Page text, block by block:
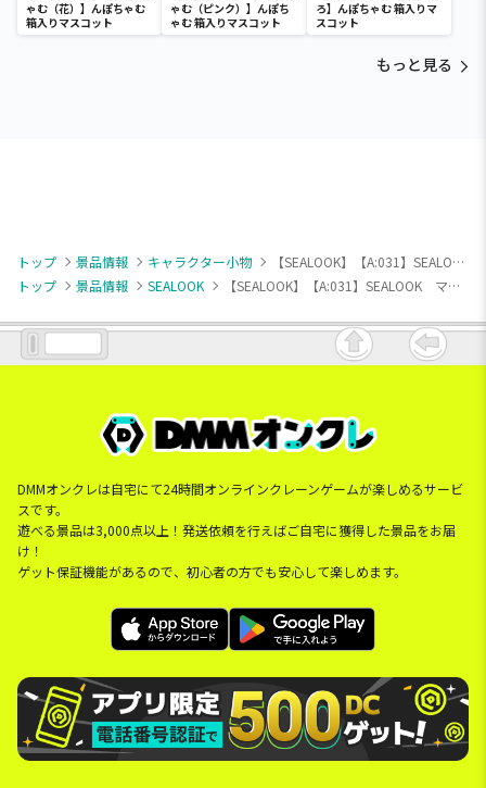
ゃむ（花）】んぽちゃむ
箱入りマスコット
ゃむ（ピンク）】んぽち
ゃむ 箱入りマスコット
ろ】んぽちゃむ 箱入りマ
スコット
もっと見る
トップ 景品情報 キャラクター小物
【SEALOOK】【A:031】SEALOOK マスコット（EX）
トップ
景品情報 SEALOOK 【SEALOOK】【A:031】SEALOOK マスコット（EX）
DMMオンクレは自宅にて24時間オンラインクレーンゲームが楽しめるサービ
スです。
遊べる景品は3,000点以上！発送依頼を行えばご自宅に獲得した景品をお届
け！
ゲット保証機能があるので、初心者の方でも安心して楽しめます。